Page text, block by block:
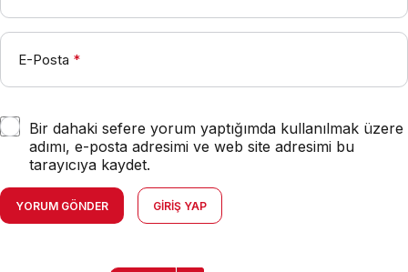
E-Posta *
Bir dahaki sefere yorum yaptığımda kullanılmak üzere
adımı, e-posta adresimi ve web site adresimi bu
tarayıcıya kaydet.
YORUM GÖNDER GIRIŞ YAP